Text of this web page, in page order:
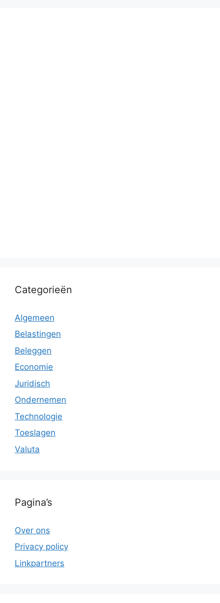
Categorieën
Algemeen
Belastingen
Beleggen
Economie
Juridisch
Ondernemen
Technologie
Toeslagen
Valuta
Pagina’s
Over ons
Privacy policy
Linkpartners